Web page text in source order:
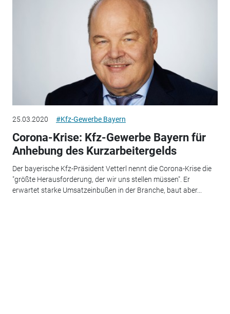
25.03.2020 #Kfz-Gewerbe Bayern
Corona-Krise: Kfz-Gewerbe Bayern für
Anhebung des Kurzarbeitergelds
Der bayerische Kfz-Präsident Vetterl nennt die Corona-Krise die
"größte Herausforderung, der wir uns stellen müssen". Er
erwartet starke Umsatzeinbußen in der Branche, baut aber...